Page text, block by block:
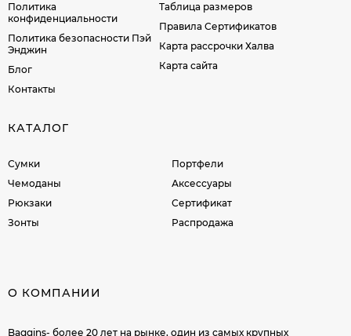
Политика
конфиденциальности
Политика безопасности Пэй
Энджин
Блог
Контакты
Таблица размеров
Правила Сертификатов
Карта рассрочки Халва
Карта сайта
КАТАЛОГ
Сумки
Чемоданы
Рюкзаки
Зонты
Портфели
Аксессуары
Сертификат
Распродажа
О КОМПАНИИ
Baggins- более 20 лет на рынке, один из самых крупных